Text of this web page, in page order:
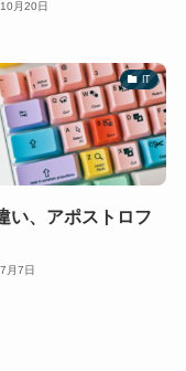
月20日
IT
い、アポストロフ
月7日